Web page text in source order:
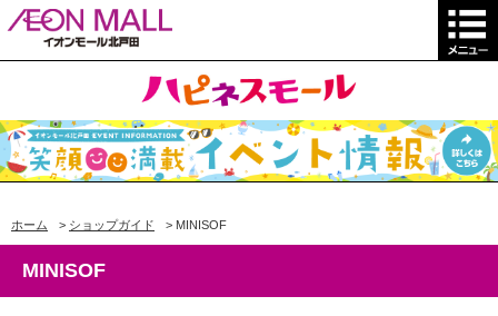
ホーム > ショップガイド > MINISOF
MINISOF